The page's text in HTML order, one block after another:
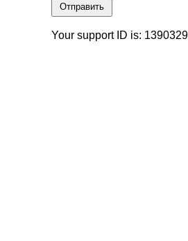
Отправить
Your support ID is: